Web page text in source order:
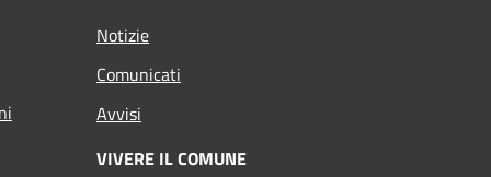
Notizie
Comunicati
Avvisi
VIVERE IL COMUNE